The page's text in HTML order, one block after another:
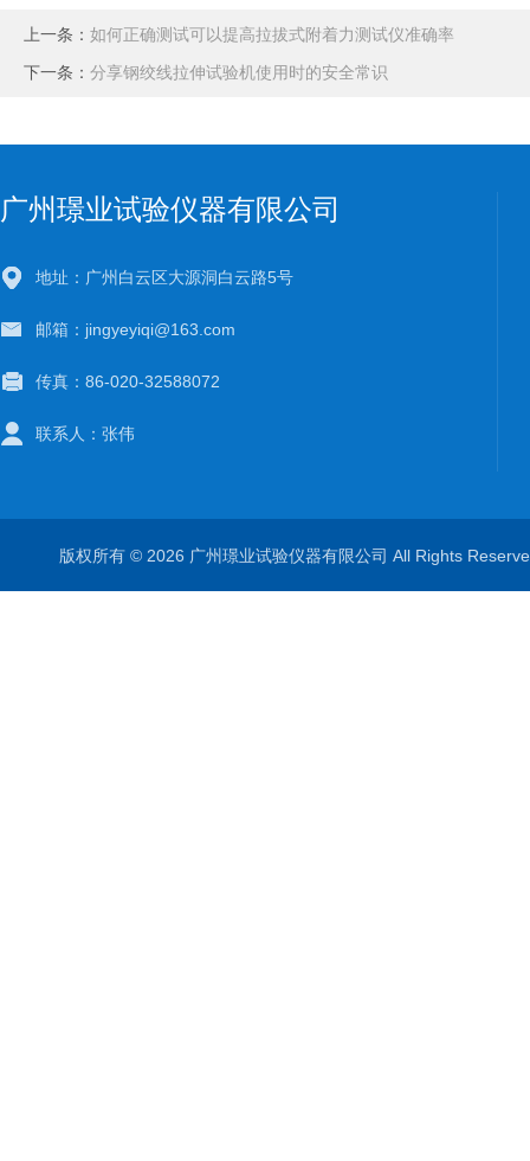
上一条： 如何正确测试可以提高拉拔式附着力测试仪准确率
下一条： 分享钢绞线拉伸试验机使用时的安全常识
广州璟业试验仪器有限公司
地址：广州白云区大源洞白云路5号
邮箱：jingyeyiqi@163.com
传真：86-020-32588072
联系人：张伟
版权所有 © 2026 广州璟业试验仪器有限公司 All Rights